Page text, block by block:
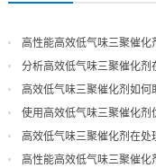
高性能高效低气味三聚催
分析高效低气味三聚催化
现
高效低气味三聚催化剂如
量
使用高效低气味三聚催化剂
高效低气味三聚催化剂在
导
高性能高效低气味三聚催